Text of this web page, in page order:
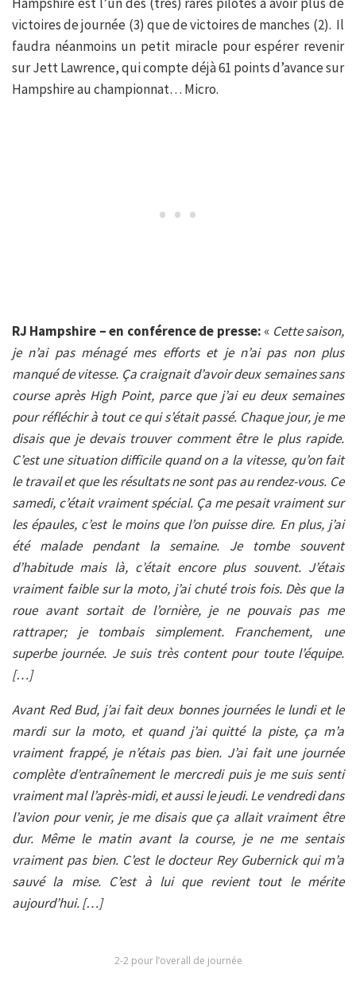
victoires de journée (3) que de victoires de manches (2). Il
faudra néanmoins un petit miracle pour espérer revenir
sur Jett Lawrence, qui compte déjà 61 points d’avance sur
Hampshire au championnat… Micro.
RJ Hampshire – en conférence de presse: « Cette saison,
je n’ai pas ménagé mes efforts et je n’ai pas non plus
manqué de vitesse. Ça craignait d’avoir deux semaines sans
course après High Point, parce que j’ai eu deux semaines
pour réfléchir à tout ce qui s’était passé. Chaque jour, je me
disais que je devais trouver comment être le plus rapide.
C’est une situation difficile quand on a la vitesse, qu’on fait
le travail et que les résultats ne sont pas au rendez-vous. Ce
samedi, c’était vraiment spécial. Ça me pesait vraiment sur
les épaules, c’est le moins que l’on puisse dire. En plus, j’ai
été malade pendant la semaine. Je tombe souvent
d’habitude mais là, c’était encore plus souvent. J’étais
vraiment faible sur la moto, j’ai chuté trois fois. Dès que la
roue avant sortait de l’ornière, je ne pouvais pas me
rattraper; je tombais simplement. Franchement, une
superbe journée. Je suis très content pour toute l’équipe.
[…]
Avant Red Bud, j’ai fait deux bonnes journées le lundi et le
mardi sur la moto, et quand j’ai quitté la piste, ça m’a
vraiment frappé, je n’étais pas bien. J’ai fait une journée
complète d’entraînement le mercredi puis je me suis senti
vraiment mal l’après-midi, et aussi le jeudi. Le vendredi dans
l’avion pour venir, je me disais que ça allait vraiment être
dur. Même le matin avant la course, je ne me sentais
vraiment pas bien. C’est le docteur Rey Gubernick qui m’a
sauvé la mise. C’est à lui que revient tout le mérite
aujourd’hui. […]
2-2 pour l’overall de journée